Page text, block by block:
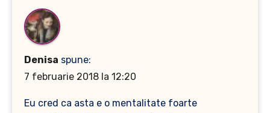
Denisa spune:
7 februarie 2018 la 12:20
Eu cred ca asta e o mentalitate foarte